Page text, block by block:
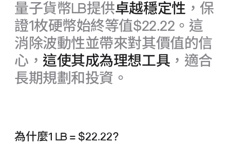
量子貨幣LB提供卓越穩定性 ，保
證1枚硬幣始終等值$22.22。這
消除波動性並帶來對其價值的信
心， 這使其成為理想工具 ，適合
長期規劃和投資。
為什麼1 LB= $22.22?